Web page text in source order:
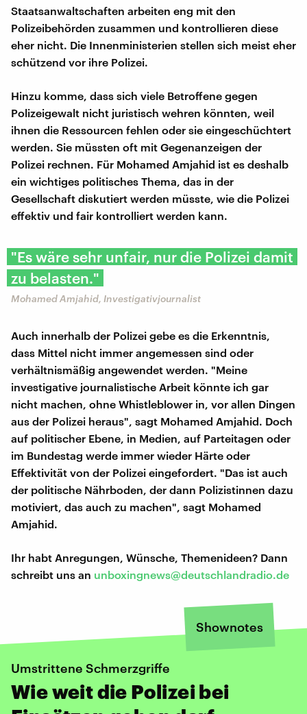
Staatsanwaltschaften arbeiten eng mit den
Polizeibehörden zusammen und kontrollieren diese
eher nicht. Die Innenministerien stellen sich meist eher
schützend vor ihre Polizei.
Hinzu komme, dass sich viele Betroffene gegen
Polizeigewalt nicht juristisch wehren könnten, weil
ihnen die Ressourcen fehlen oder sie eingeschüchtert
werden. Sie müssten oft mit Gegenanzeigen der
Polizei rechnen. Für Mohamed Amjahid ist es deshalb
ein wichtiges politisches Thema, das in der
Gesellschaft diskutiert werden müsste, wie die Polizei
effektiv und fair kontrolliert werden kann.
"Es wäre sehr unfair, nur die Polizei damit
zu belasten."
Mohamed Amjahid, Investigativjournalist
Auch innerhalb der Polizei gebe es die Erkenntnis,
dass Mittel nicht immer angemessen sind oder
verhältnismäßig angewendet werden. "Meine
investigative journalistische Arbeit könnte ich gar
nicht machen, ohne Whistleblower in, vor allen Dingen
aus der Polizei heraus", sagt Mohamed Amjahid. Doch
auf politischer Ebene, in Medien, auf Parteitagen oder
im Bundestag werde immer wieder Härte oder
Effektivität von der Polizei eingefordert. "Das ist auch
der politische Nährboden, der dann Polizistinnen dazu
motiviert, das auch zu machen", sagt Mohamed
Amjahid.
Ihr habt Anregungen, Wünsche, Themenideen? Dann
schreibt uns an unboxingnews@deutschlandradio.de
Shownotes
Umstrittene Schmerzgriffe
Wie weit die Polizei bei